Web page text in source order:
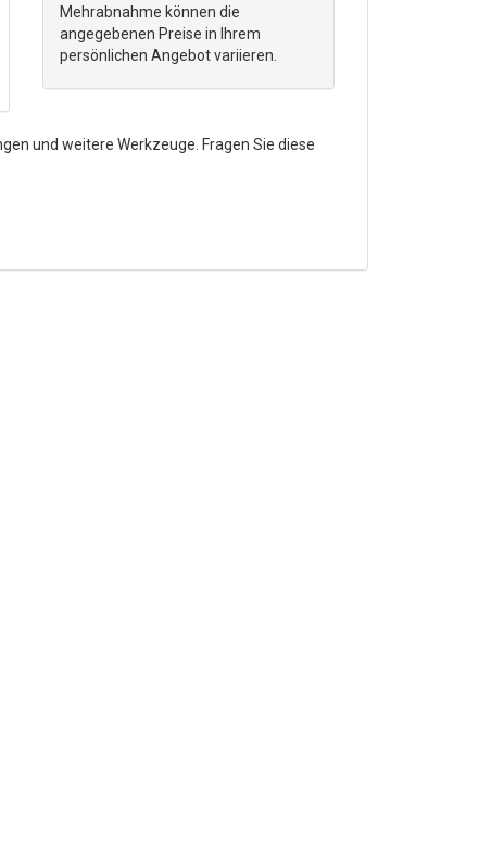
Mehrabnahme können die
angegebenen Preise in Ihrem
persönlichen Angebot variieren.
und weitere Werkzeuge. Fragen Sie diese